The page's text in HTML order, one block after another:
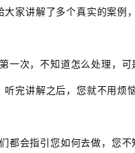
家讲解了多个真实的案例
次，不知道怎么处理，可
完讲解之后，您就不用烦
都会指引您如何去做，您